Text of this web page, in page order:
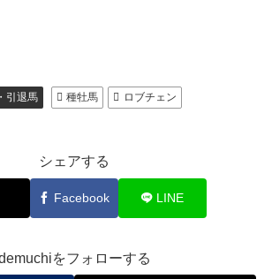
引退馬 種牡馬
ロブチェン
シェアする
Facebook LINE
をフォローする